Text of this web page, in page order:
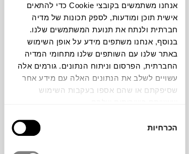
אנחנו משתמשים בקובצי Cookie כדי להתאים
אישית תוכן ומודעות, לספק תכונות של מדיה
חברתית ולנתח את תנועת המשתמשים שלנו.
בנוסף, אנחנו משתפים מידע על אופן השימוש
באתר שלנו עם השותפים שלנו מתחומי המדיה
החברתית, הפרסום וניתוח הנתונים. גורמים אלה
עשויים לשלב את הנתונים האלה עם מידע אחר
שסיפקתם או שהם אספו בעקבות השימוש
הסכמה
הכרחיות
₪154
NEW
קופסת אוכל מלבנית STORE &
MORE
GUZZINI